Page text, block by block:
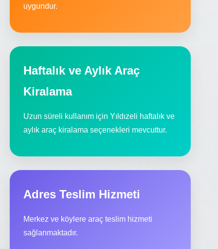
uygundur.
Haftalık ve Aylık Araç
Kiralama
Uzun süreli kullanım için Yıldızeli haftalık ve
aylık araç kiralama seçenekleri mevcuttur.
Adres Teslim Hizmeti
Merkez ve köylere araç teslim hizmeti
sağlanmaktadır.